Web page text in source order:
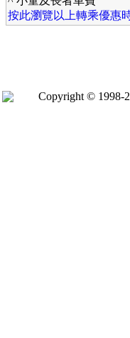
按此瀏覽以上轉乘優惠
Copyright © 1998-